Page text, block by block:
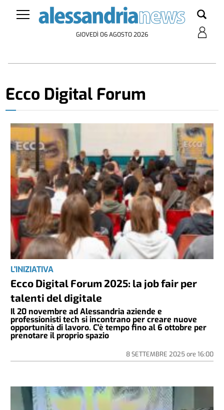
GIOVEDÌ 06 AGOSTO 2026
Ecco Digital Forum
L'INIZIATIVA
Ecco Digital Forum 2025: la job fair per
talenti del digitale
Il 20 novembre ad Alessandria aziende e
professionisti tech si incontrano per creare nuove
opportunità di lavoro. C'è tempo fino al 6 ottobre per
prenotare il proprio spazio
8 SETTEMBRE 2025ore 16:00